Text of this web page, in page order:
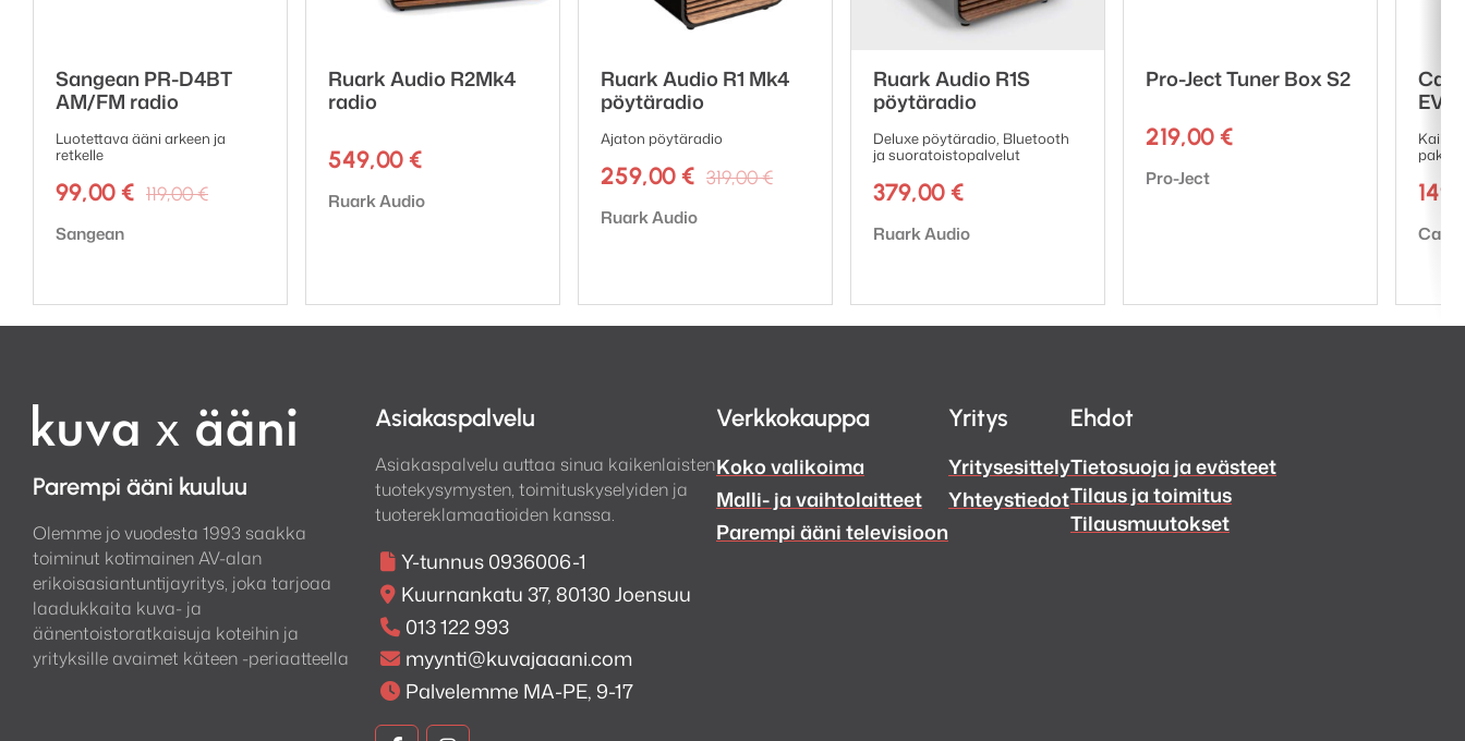
Sangean PR-D4BT
AM/FM radio
Luotettava ääni arkeen ja
retkelle
119,00€Alkuperäinen
99,00 €
Nykyinen
Tuotemerkki:
Sangean
Ruark Audio R2Mk4
radio
549,00 €
Tuotemerkki:
Ruark Audio
Ruark Audio R1 Mk4
pöytäradio
Ajaton pöytäradio
319,00€Alkuperäinen
259,00 €
Nykyinen
Tuotemerkki:
Ruark Audio
Ruark Audio R1S
pöytäradio
Deluxe pöytäradio, Bluetooth
ja suoratoistopalvelut
379,00 €
Tuotemerkki:
Ruark Audio
Pro-Ject Tuner Box S2
219,00 €
Tuotemerkki:
Pro-Ject
Kaikki
Parempi ääni kuuluu
Olemme jo vuodesta 1993 saakka
toiminut kotimainen AV-alan
erikoisasiantuntijayritys, joka tarjoaa
laadukkaita kuva- ja
äänentoistoratkaisuja koteihin ja
yrityksille avaimet käteen -periaatteella
Asiakaspalvelu
Asiakaspalvelu auttaa sinua kaikenlaisten
tuotekysymysten, toimituskyselyiden ja
tuotereklamaatioiden kanssa.
Y-tunnus 0936006-1
Kuurnankatu 37, 80130 Joensuu
013 122 993
myynti@kuvajaaani.com
Palvelemme MA-PE, 9-17
Verkkokauppa
Koko valikoima
Malli- ja vaihtolaitteet
Parempi ääni televisioon
Yritys
Yritysesittely
Yhteystiedot
Ehdot
Tietosuoja ja evästeet
Tilaus ja toimitus
Tilausmuutokset